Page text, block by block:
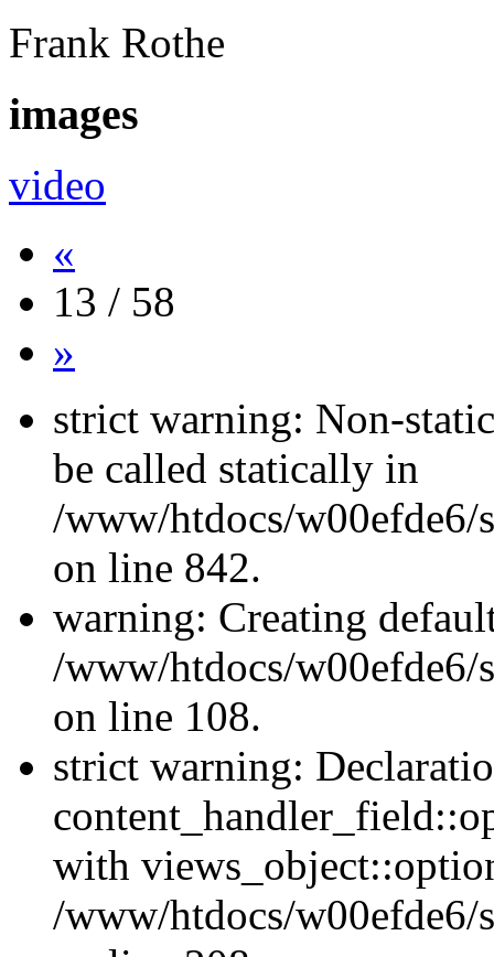
Frank Rothe
images
video
«
13 / 58
»
strict warning: Non-
be called statically in
/www/htdocs/w00efde6/
on line 842.
warning: Creating
/www/htdocs/w00efde6/
on line 108.
strict warning:
with
/www/htdocs/w00efde6/